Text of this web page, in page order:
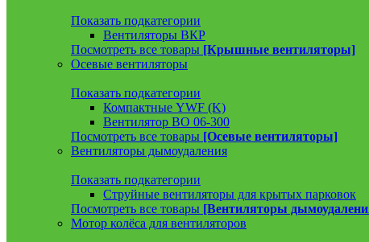
Показать подкатегории
Вентиляторы ВКР
Посмотреть все товары [Крышные вентиляторы]
Осевые вентиляторы
Показать подкатегории
Компактные YWF (K)
Вентилятор ВО 06-300
Посмотреть все товары [Осевые вентиляторы]
Вентиляторы дымоудаления
Показать подкатегории
Струйные вентиляторы для крытых парковок
Посмотреть все товары [Вентиляторы
Мотор колёса для вентиляторов